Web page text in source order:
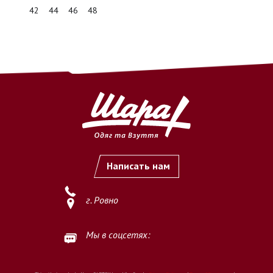
счет ФЛП (ФОП) по предоставленным реквизитам.
2.3. После подтверждения оплаты заказ принимается к
3. Важные условия
3.1. Продавец не осуществляет обработку и выполнение
без предварительной полной оплаты
3.2. Покупатель обязуется самостоятельно и внимательно
наименование товара, размер, цвет, количество
и иные характеристикиперед осуществлением оплаты.
ознакомлен и согласен с условиями оплаты, изложенными на
42 44 46 48
Написать нам
г. Ровно
Мы в соцсетях: